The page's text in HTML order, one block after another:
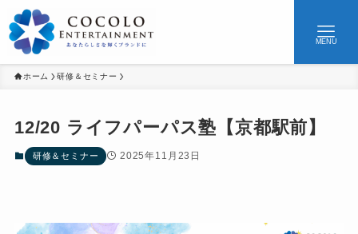
MENU
ホーム 研修＆セミナー
12/20 ライフパーパス塾【京都駅前】
研修＆セミナー 2025年11月23日